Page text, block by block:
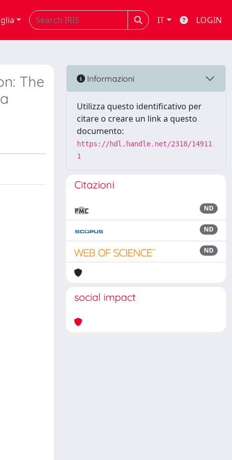
IT LOGIN
The
Informazioni
Utilizza questo identificativo per
citare o creare un link a questo
documento:
https://hdl.handle.net/2318/14911
1
Citazioni
ND
ND
ND
social impact